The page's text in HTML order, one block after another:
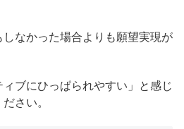
なかった場合よりも願望実現が
ィブにひっぱられやすい」と感じ
さい。